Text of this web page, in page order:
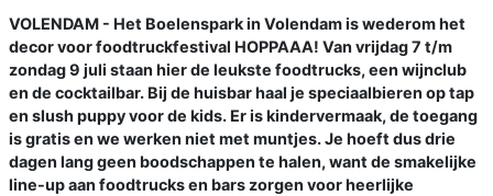
VOLENDAM - Het Boelenspark in Volendam is wederom het
decor voor foodtruckfestival HOPPAAA! Van vrijdag 7 t/m
zondag 9 juli staan hier de leukste foodtrucks, een wijnclub
en de cocktailbar. Bij de huisbar haal je speciaalbieren op tap
en slush puppy voor de kids. Er is kindervermaak, de toegang
is gratis en we werken niet met muntjes. Je hoeft dus drie
dagen lang geen boodschappen te halen, want de smakelijke
line-up aan foodtrucks en bars zorgen voor heerlijke